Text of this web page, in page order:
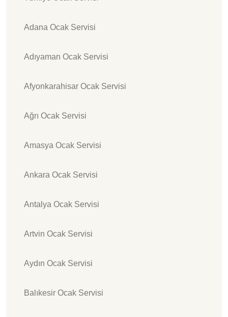
Adana Ocak Servisi
Adıyaman Ocak Servisi
Afyonkarahisar Ocak Servisi
Ağrı Ocak Servisi
Amasya Ocak Servisi
Ankara Ocak Servisi
Antalya Ocak Servisi
Artvin Ocak Servisi
Aydın Ocak Servisi
Balıkesir Ocak Servisi